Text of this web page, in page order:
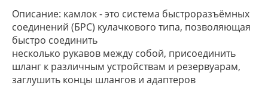
Описание: камлок - это система быстроразъёмных
соединений (БРС) кулачкового типа, позволяющая
быстро соединить
несколько рукавов между собой, присоединить
шланг к различным устройствам и резервуарам,
заглушить концы шлангов и адаптеров